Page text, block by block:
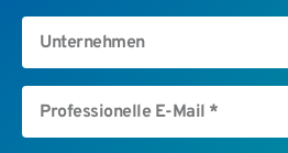
Senden